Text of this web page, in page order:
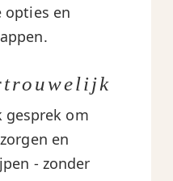
opties en
gesprek om
en
- zonder